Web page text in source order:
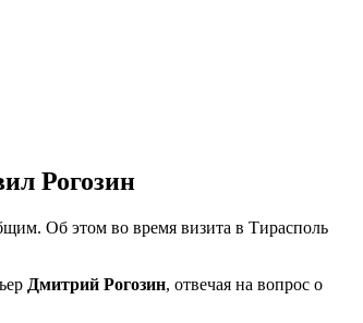
Рогозин
Об этом во время визита в Тирасполь
Дмитрий Рогозин, отвечая на вопрос о